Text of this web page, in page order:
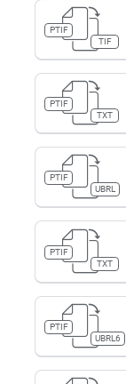
PTIF
TIF
PTIF
TXT
PTIF
UBRL
PTIF
TXT
PTIF
UBRL6